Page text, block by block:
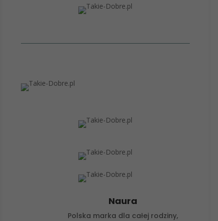
Naura
Polska marka dla całej rodziny,